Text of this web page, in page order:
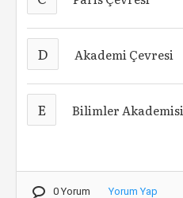
D Akademi Çevresi
E Bilimler Akademisi
0 Yorum Yorum Yap